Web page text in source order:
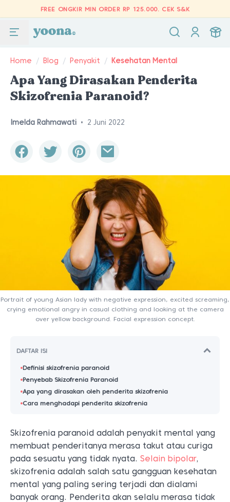
FREE ONGKIR MIN ORDER RP 125.000. CEK S&K
Home / Blog / Penyakit / Kesehatan Mental
Apa Yang Dirasakan Penderita
Skizofrenia Paranoid?
Imelda Rahmawati • 2 Juni 2022
Portrait of young Asian lady with negative expression, excited screaming,
crying emotional angry in casual clothing and looking at the camera
over yellow background. Facial expression concept.
DAFTAR ISI
Definisi skizofrenia paranoid
Penyebab Skizofrenia Paranoid
Apa yang dirasakan oleh penderita skizofrenia
Cara menghadapi penderita skizofrenia
Skizofrenia paranoid adalah penyakit mental yang
membuat penderitanya merasa takut atau curiga
pada sesuatu yang tidak nyata. Selain bipolar,
skizofrenia adalah salah satu gangguan kesehatan
mental yang paling sering terjadi dan dialami
banyak orang. Penderita akan selalu merasa tidak